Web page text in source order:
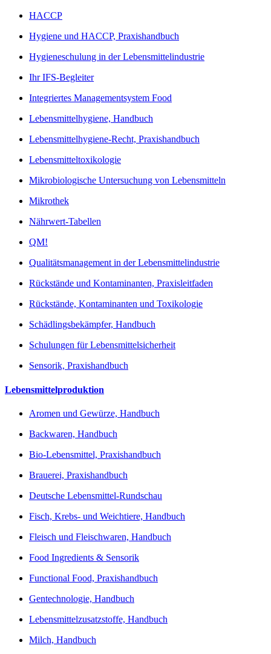
HACCP
Hygiene und HACCP, Praxishandbuch
Hygieneschulung in der Lebensmittelindustrie
Ihr IFS-Begleiter
Integriertes Managementsystem Food
Lebensmittelhygiene, Handbuch
Lebensmittelhygiene-Recht, Praxishandbuch
Lebensmitteltoxikologie
Mikrobiologische Untersuchung von Lebensmitteln
Mikrothek
Nährwert-Tabellen
QM!
Qualitätsmanagement in der Lebensmittelindustrie
Rückstände und Kontaminanten, Praxisleitfaden
Rückstände, Kontaminanten und Toxikologie
Schädlingsbekämpfer, Handbuch
Schulungen für Lebensmittelsicherheit
Sensorik, Praxishandbuch
Lebensmittelproduktion
Aromen und Gewürze, Handbuch
Backwaren, Handbuch
Bio-Lebensmittel, Praxishandbuch
Brauerei, Praxishandbuch
Deutsche Lebensmittel-Rundschau
Fisch, Krebs- und Weichtiere, Handbuch
Fleisch und Fleischwaren, Handbuch
Food Ingredients & Sensorik
Functional Food, Praxishandbuch
Gentechnologie, Handbuch
Lebensmittelzusatzstoffe, Handbuch
Milch, Handbuch